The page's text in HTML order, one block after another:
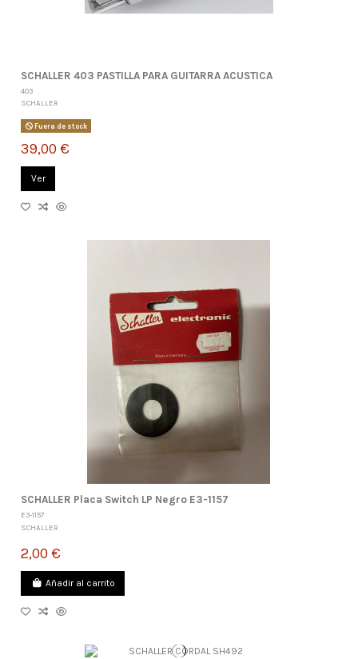
SCHALLER 403 PASTILLA PARA GUITARRA ACUSTICA
403
SCHALLER
Fuera de stock
39,00 €
Ver
SCHALLER Placa Switch LP Negro E3-1157
E3-1157
SCHALLER
2,00 €
Añadir al carrito